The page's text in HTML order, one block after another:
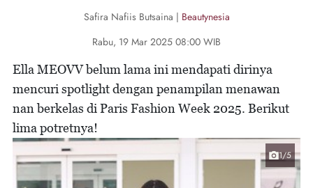
Safira Nafiis Butsaina | Beautynesia
Rabu, 19 Mar 2025 08:00 WIB
Ella MEOVV belum lama ini mendapati dirinya
mencuri spotlight dengan penampilan menawan
nan berkelas di Paris Fashion Week 2025. Berikut
lima potretnya!
1/5